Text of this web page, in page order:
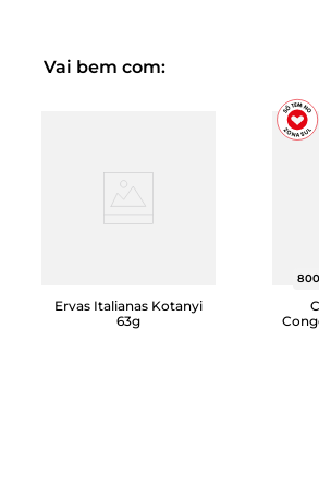
Vai bem com:
Ervas Italianas Kotanyi
63g